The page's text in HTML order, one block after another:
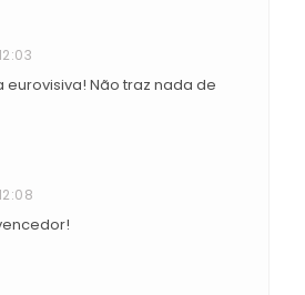
eurovisiva! Não traz nada de